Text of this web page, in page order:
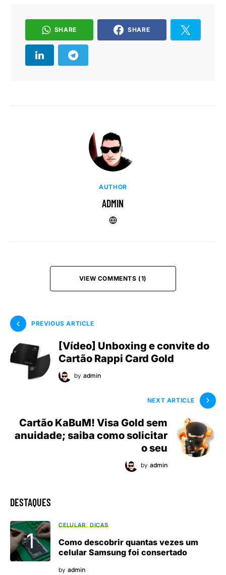
SHARE SHARE
AUTHOR
ADMIN
VIEW COMMENTS (1)
PREVIOUS ARTICLE
[Vídeo] Unboxing e convite do
Cartão Rappi Card Gold
by admin
NEXT ARTICLE
Cartão KaBuM! Visa Gold sem
anuidade; saiba como solicitar
o seu
by admin
DESTAQUES
CELULAR DICAS
Como descobrir quantas vezes um
celular Samsung foi consertado
by admin